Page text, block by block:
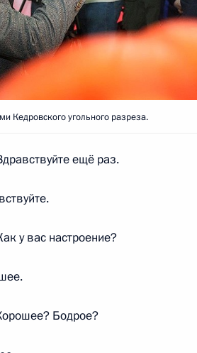
заседания
и санаторно-
13:40
Кедровского угольного разреза.
ещё раз.
у вас настроение?
Бодрое?